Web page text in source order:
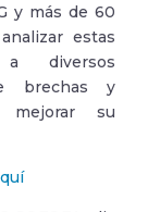
y más de 60
estas
a diversos
brechas y
mejorar su